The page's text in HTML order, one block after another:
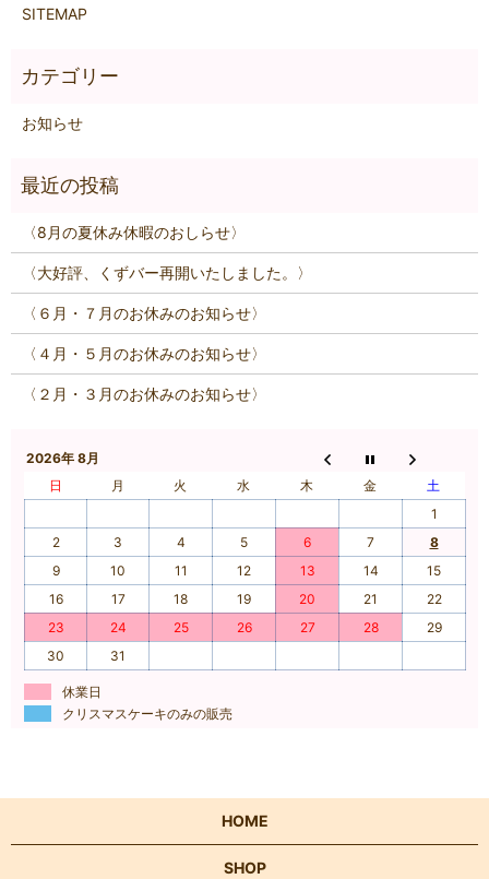
SITEMAP
お知らせ
〈8月の夏休み休暇のおしらせ〉
〈大好評、くずバー再開いたしました。〉
〈６月・７月のお休みのお知らせ〉
〈４月・５月のお休みのお知らせ〉
〈２月・３月のお休みのお知らせ〉
2026年 8月
日
月 火 水 木 金
土
1
2
3 4 5 6 7
8
9
10 11 12 13 14
15
16
17 18 19 20 21
22
23
24 25 26 27 28
29
30
31
休業日
クリスマスケーキのみの販売
HOME
SHOP